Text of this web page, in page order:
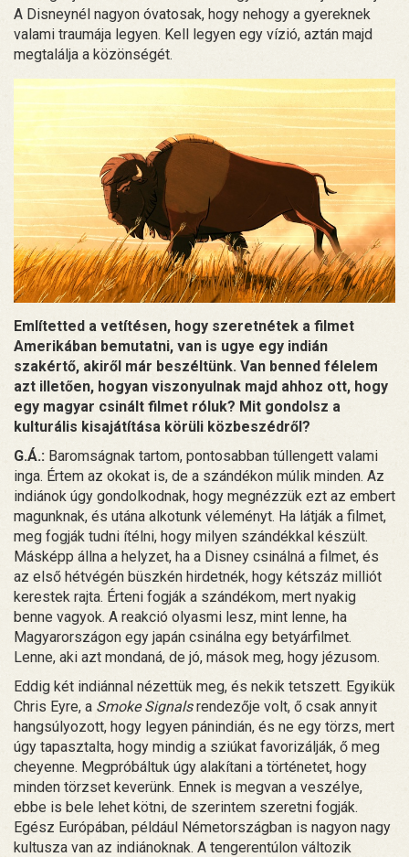
A Disneynél nagyon óvatosak, hogy nehogy a gyereknek
valami traumája legyen. Kell legyen egy vízió, aztán majd
megtalálja a közönségét.
Említetted a vetítésen, hogy szeretnétek a filmet
Amerikában bemutatni, van is ugye egy indián
szakértő, akiről már beszéltünk. Van benned félelem
azt illetően, hogyan viszonyulnak majd ahhoz ott, hogy
egy magyar csinált filmet róluk? Mit gondolsz a
kulturális kisajátítása körüli közbeszédről?
G.Á.: Baromságnak tartom, pontosabban túllengett valami
inga. Értem az okokat is, de a szándékon múlik minden. Az
indiánok úgy gondolkodnak, hogy megnézzük ezt az embert
magunknak, és utána alkotunk véleményt. Ha látják a filmet,
meg fogják tudni ítélni, hogy milyen szándékkal készült.
Másképp állna a helyzet, ha a Disney csinálná a filmet, és
az első hétvégén büszkén hirdetnék, hogy kétszáz milliót
kerestek rajta. Érteni fogják a szándékom, mert nyakig
benne vagyok. A reakció olyasmi lesz, mint lenne, ha
Magyarországon egy japán csinálna egy betyárfilmet.
Lenne, aki azt mondaná, de jó, mások meg, hogy jézusom.
Eddig két indiánnal nézettük meg, és nekik tetszett. Egyikük
Chris Eyre, a Smoke Signalsrendezője volt, ő csak annyit
hangsúlyozott, hogy legyen pánindián, és ne egy törzs, mert
úgy tapasztalta, hogy mindig a sziúkat favorizálják, ő meg
cheyenne. Megpróbáltuk úgy alakítani a történetet, hogy
minden törzset keverünk. Ennek is megvan a veszélye,
ebbe is bele lehet kötni, de szerintem szeretni fogják.
Egész Európában, például Németországban is nagyon nagy
kultusza van az indiánoknak. A tengerentúlon változik